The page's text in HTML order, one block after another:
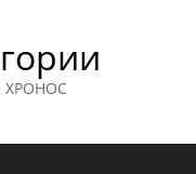
ХРОНОС